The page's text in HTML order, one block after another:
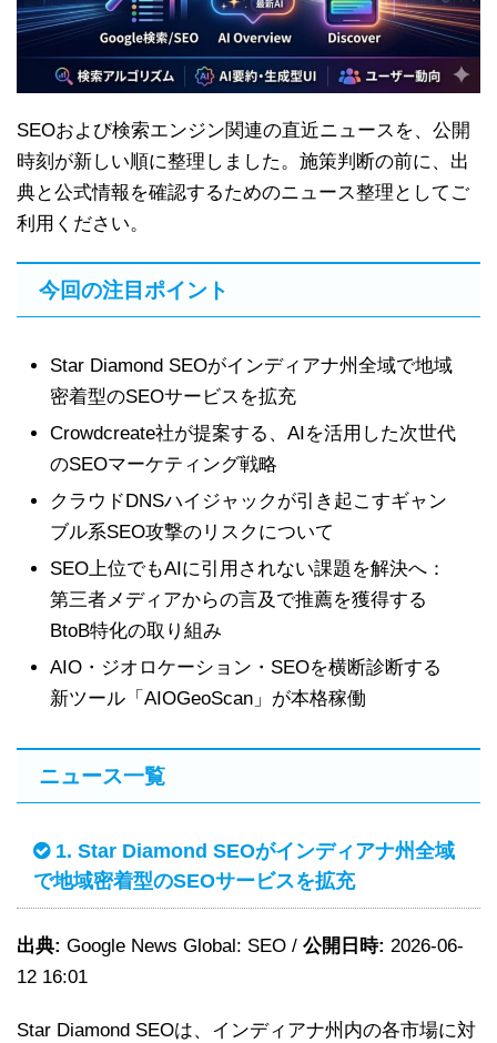
SEOおよび検索エンジン関連の直近ニュースを、公開
時刻が新しい順に整理しました。施策判断の前に、出
典と公式情報を確認するためのニュース整理としてご
利用ください。
今回の注目ポイント
Star Diamond SEOがインディアナ州全域で地域
密着型のSEOサービスを拡充
Crowdcreate社が提案する、AIを活用した次世代
のSEOマーケティング戦略
クラウドDNSハイジャックが引き起こすギャン
ブル系SEO攻撃のリスクについて
SEO上位でもAIに引用されない課題を解決へ：
第三者メディアからの言及で推薦を獲得する
BtoB特化の取り組み
AIO・ジオロケーション・SEOを横断診断する
新ツール「AIOGeoScan」が本格稼働
ニュース一覧
1. Star Diamond SEOがインディアナ州全域
で地域密着型のSEOサービスを拡充
出典: Google News Global: SEO / 公開日時: 2026-06-
12 16:01
Star Diamond SEOは、インディアナ州内の各市場に対